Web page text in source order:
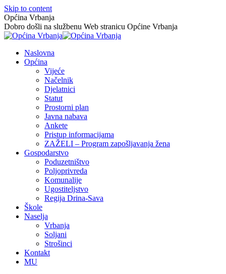
Skip to content
Općina Vrbanja
Dobro došli na službenu Web stranicu Općine Vrbanja
Naslovna
Općina
Vijeće
Načelnik
Djelatnici
Statut
Prostorni plan
Javna nabava
Ankete
Pristup informacijama
ZAŽELI – Program zapošljavanja žena
Gospodarstvo
Poduzetništvo
Poljoprivreda
Komunalije
Ugostiteljstvo
Regija Drina-Sava
Škole
Naselja
Vrbanja
Soljani
Strošinci
Kontakt
MU